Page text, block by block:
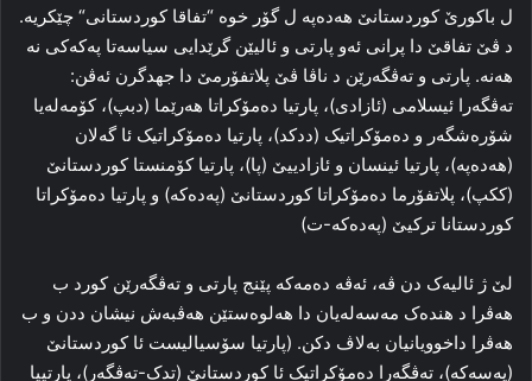
ل باکورێ کوردستانێ هەدەپە ل گۆر خوه‌ “تفاقا کوردستانی“ چێکریه‌.
د ڤێ تفاقێ دا پرانی ئەو پارتی و ئالیێن گرێدایی سیاسەتا پەکەکی نە
هەنە. پارتی و ته‌ڤگه‌رێن د ناڤا ڤێ پلاتفۆرمێ دا جهدگرن ئه‌ڤن:
ته‌ڤگه‌را ئیسلامی (ئازادی)، پارتیا ده‌مۆکراتا هه‌رێما (دبپ)، کۆمه‌له‌یا
شۆره‌شگه‌ر و ده‌مۆکراتیک (ددکد)، پارتیا ده‌مۆکراتیک ئا گه‌لان
(هەدەپە)، پارتیا ئینسان و ئازادییێ (پا)، پارتیا کۆمنستا کوردستانێ
(ککپ)، پلاتفۆرما ده‌مۆکراتا کوردستانێ (پەدەکە) و پارتیا ده‌مۆکراتا
کوردستانا ترکیێ (پەدەکە-ت)
لێ ژ ئالیه‌ک دن ڤه‌، ئه‌ڤه‌ ده‌مه‌که‌ پێنج پارتی و ته‌ڤگه‌رێن کورد ب
هه‌ڤرا د هنده‌ک مه‌سه‌له‌یان دا هه‌لوه‌ستێن هه‌ڤبه‌ش نیشان ددن و ب
هه‌ڤرا داخوویانیان به‌لاڤ دکن. (پارتیا سۆسیالیست ئا کوردستانێ
(پەسەکە)، ته‌ڤگه‌را ده‌مۆکراتیک ئا کوردستانێ (تدک-ته‌ڤگه‌ر)، پارتییا